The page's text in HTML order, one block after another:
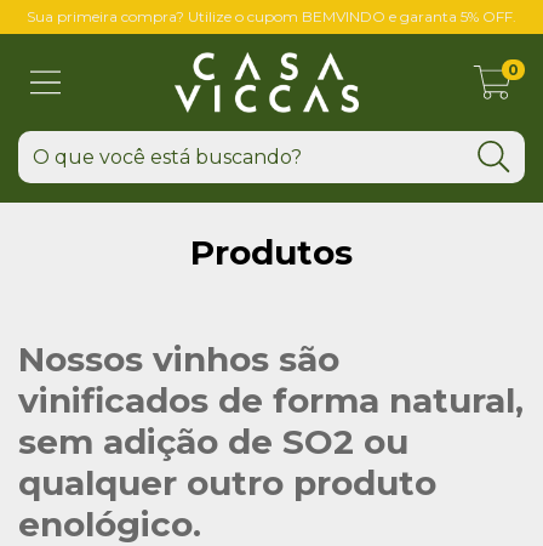
Sua primeira compra? Utilize o cupom BEMVINDO e garanta 5% OFF.
0
Produtos
Nossos vinhos são
vinificados de forma natural,
sem adição de SO2 ou
qualquer outro produto
enológico.